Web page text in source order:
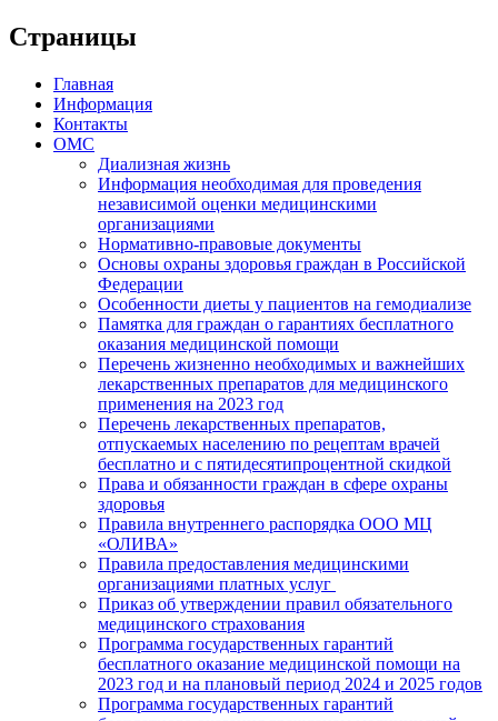
Страницы
Главная
Информация
Контакты
ОМС
Диализная жизнь
Информация необходимая для проведения
независимой оценки медицинскими
организациями
Нормативно-правовые документы
Основы охраны здоровья граждан в Российской
Федерации
Особенности диеты у пациентов на гемодиализе
Памятка для граждан о гарантиях бесплатного
оказания медицинской помощи
Перечень жизненно необходимых и важнейших
лекарственных препаратов для медицинского
применения на 2023 год
Перечень лекарственных препаратов,
отпускаемых населению по рецептам врачей
бесплатно и с пятидесятипроцентной скидкой
Права и обязанности граждан в сфере охраны
здоровья
Правила внутреннего распорядка ООО МЦ
«ОЛИВА»
Правила предоставления медицинскими
организациями платных услуг
Приказ об утверждении правил обязательного
медицинского страхования
Программа государственных гарантий
бесплатного оказание медицинской помощи на
2023 год и на плановый период 2024 и 2025 годов
Программа государственных гарантий